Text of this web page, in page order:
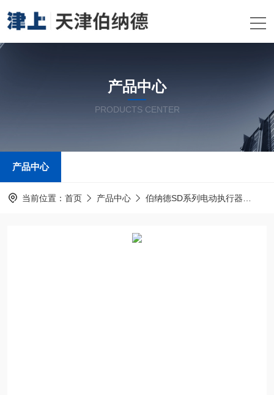
产品中心
PRODUCTS CENTER
产品中心
当前位置： 首页 产品中心 伯纳德SD系列电动执行器